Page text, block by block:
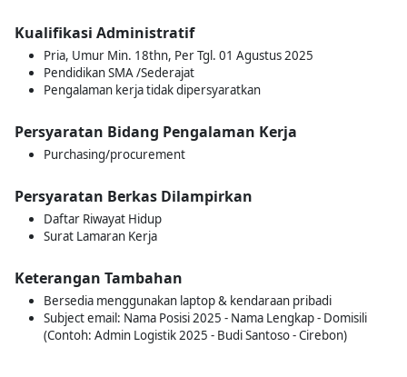
Kualifikasi Administratif
Pria, Umur Min. 18thn, Per Tgl. 01 Agustus 2025
Pendidikan SMA /Sederajat
Pengalaman kerja tidak dipersyaratkan
Persyaratan Bidang Pengalaman Kerja
Purchasing/procurement
Persyaratan Berkas Dilampirkan
Daftar Riwayat Hidup
Surat Lamaran Kerja
Keterangan Tambahan
Bersedia menggunakan laptop & kendaraan pribadi
Subject email: Nama Posisi 2025 - Nama Lengkap - Domisili
(Contoh: Admin Logistik 2025 - Budi Santoso - Cirebon)